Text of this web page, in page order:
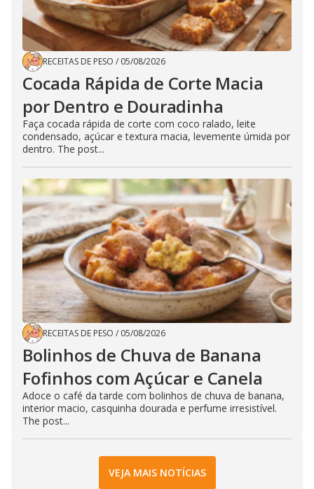
RECEITAS DE PESO / 05/08/2026
Cocada Rápida de Corte Macia
por Dentro e Douradinha
Faça cocada rápida de corte com coco ralado, leite
condensado, açúcar e textura macia, levemente úmida por
dentro. The post...
RECEITAS DE PESO / 05/08/2026
Bolinhos de Chuva de Banana
Fofinhos com Açúcar e Canela
Adoce o café da tarde com bolinhos de chuva de banana,
interior macio, casquinha dourada e perfume irresistível.
The post...
VEJA MAIS NOTÍCIAS